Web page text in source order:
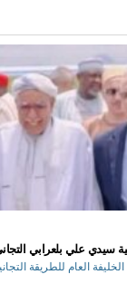
سيدي علي بلعرابي
العام للطريقة